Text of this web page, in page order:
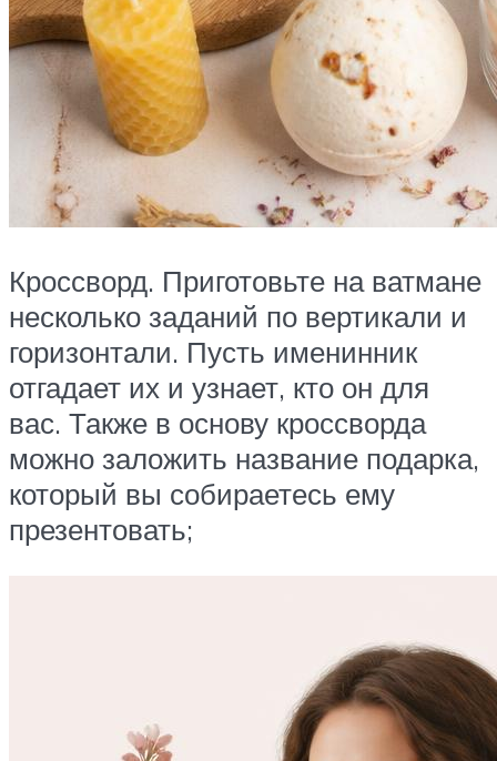
Кроссворд. Приготовьте на ватмане
несколько заданий по вертикали и
горизонтали. Пусть именинник
отгадает их и узнает, кто он для
вас. Также в основу кроссворда
можно заложить название подарка,
который вы собираетесь ему
презентовать;